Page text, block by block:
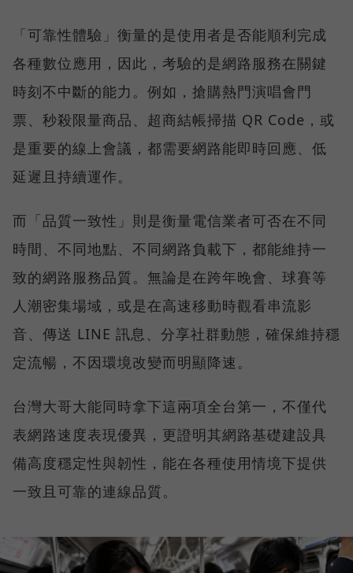
「可靠性體驗」衡量的是使用者是否能順利完成
各種數位應用，因此，考驗的是網路服務在關鍵
時刻不中斷的能力。例如，搶購熱門演唱會門
票、秒殺限量商品、超商結帳掃描 QR Code，或
是重要的線上會議，都需要網路能即時回應、低
延遲且持續運作。
而「品質一致性」則是衡量電信業者可否在不同
時間、不同地點、不同網路負載下，都能維持一
致的網路服務品質。無論是在跨年晚會、球賽等
人潮密集場域，或是在高速移動時觀看串流影
音、傳送 LINE 訊息、分享社群動態，確保維持穩
定流暢，不因環境改變而明顯降速。
台灣大哥大能同時拿下這兩項全台第一，不僅代
表網路速度表現優異，更證明其網路基礎建設具
備高度穩定性與韌性，能在各種使用情境下提供
一致且可靠的連線品質。